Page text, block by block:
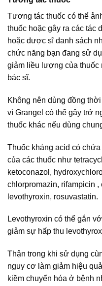
Tương tác thuốc có thể
thuốc hoặc gây ra các tác
hoặc dược sĩ danh sách
chức năng bạn đang sử
giảm liều lượng của thuốc
bác sĩ.
Không nên dùng đồng
vì Grangel có thể gây trở
thuốc khác nếu dùng
Thuốc kháng acid có
của các thuốc như
ketoconazol,
chlorpromazin, rifampicin ,
levothyroxin, rosuvastatin.
Levothyroxin có thể gắn
giảm sự hấp thu
Thận trong khi sử dụng
nguy cơ làm giảm hiệu
kiềm chuyển hóa ở bệnh